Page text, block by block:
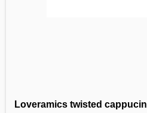
Loveramics twisted